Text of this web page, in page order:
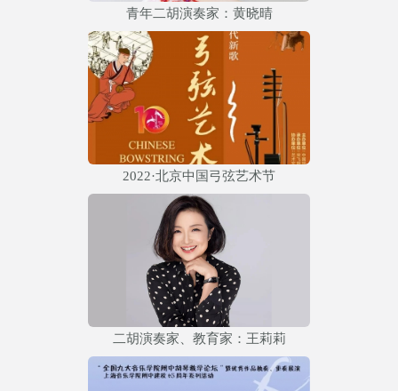
青年二胡演奏家：黄晓晴
2022·北京中国弓弦艺术节
二胡演奏家、教育家：王莉莉